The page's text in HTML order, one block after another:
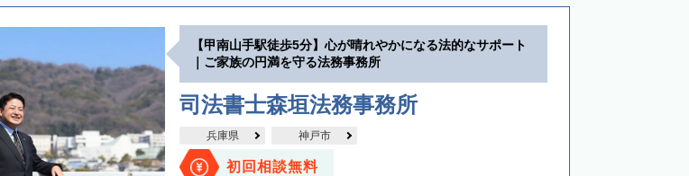
【甲南山手駅徒歩5分】心が晴れやかになる法的なサポート
｜ご家族の円満を守る法務事務所
司法書士森垣法務事務所
兵庫県 神戸市
初回相談無料